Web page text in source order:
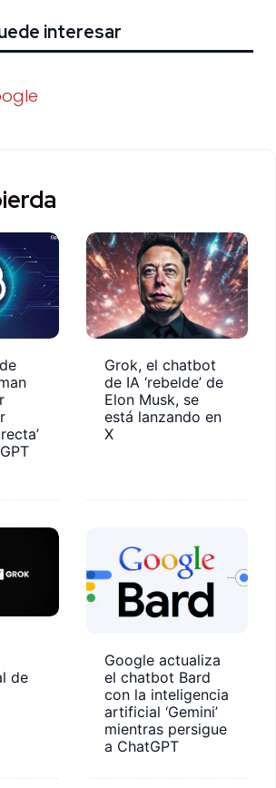
interesar
Grok, el chatbot
de IA ‘rebelde’ de
Elon Musk, se
está lanzando en
X
de
Google actualiza
el chatbot Bard
con la inteligencia
artificial ‘Gemini’
mientras persigue
a ChatGPT